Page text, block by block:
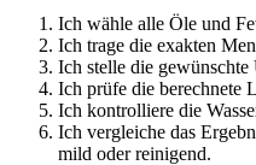
Ich wähle alle Öle und
Ich trage die exakten
Ich stelle die gewünschte
Ich prüfe die berechnete
Ich kontrolliere die
Ich vergleiche das
mild oder reinigend.